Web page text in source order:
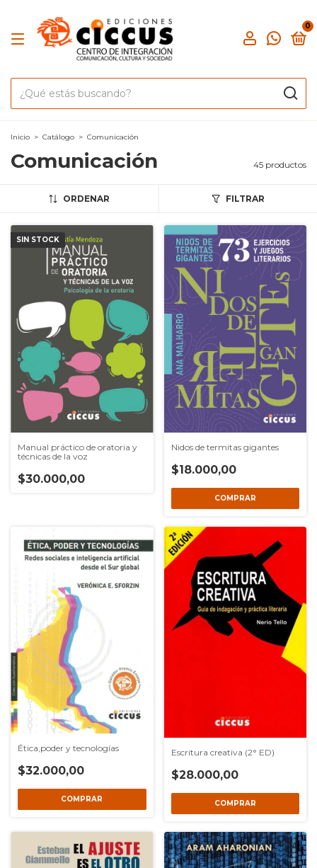
0
Inicio > Catálogo > Comunicación
Comunicación 45 productos
ORDENAR FILTRAR
SIN STOCK
Manual práctico de oratoria y
técnicas de la voz
$30.000,00
Nidos de termitas gigantes
$18.000,00
Ética,poder y tecnologías
$32.000,00
Escritura creativa (2° ED)
$28.000,00